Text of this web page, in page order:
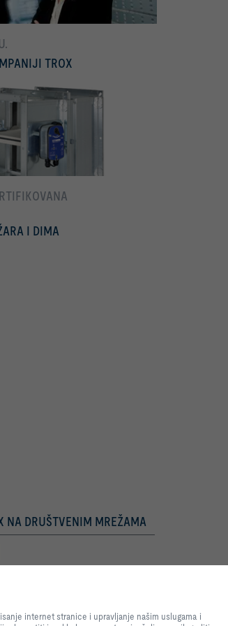
TROX
I DIMA
NA DRUŠTVENIM MREŽAMA
kojainternet stranice i upravljanje našim uslugama i